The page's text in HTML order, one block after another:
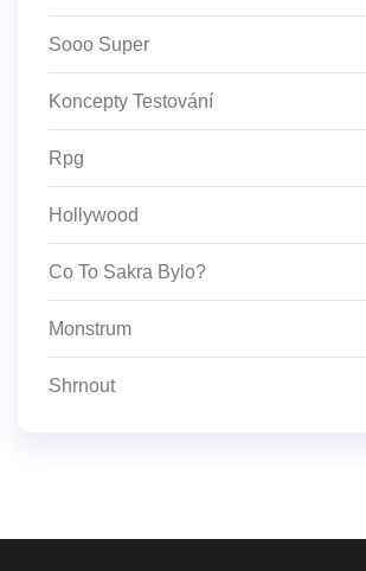
Sooo Super
Koncepty Testování
Rpg
Hollywood
Co To Sakra Bylo?
Monstrum
Shrnout